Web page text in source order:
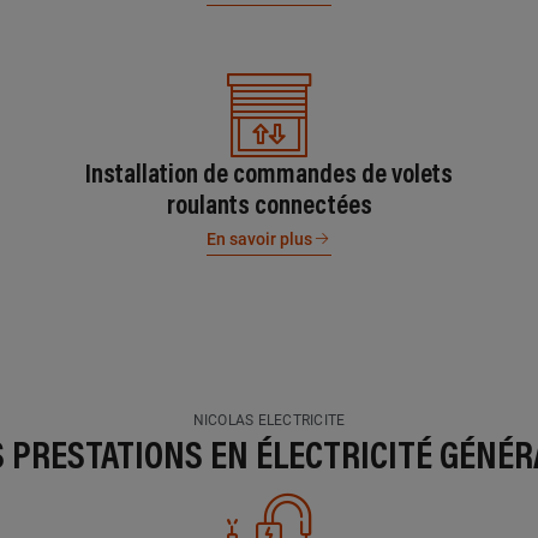
Installation de commandes de volets
roulants connectées
En savoir plus
NICOLAS ELECTRICITE
PRESTATIONS EN ÉLECTRICITÉ